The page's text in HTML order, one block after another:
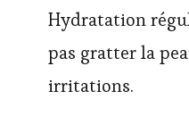
Hydratation
pas gratter la
irritations.